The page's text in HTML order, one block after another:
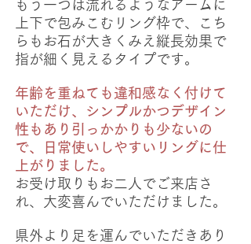
もう一つは流れるようなアームに
上下で包みこむリング枠で、こち
らもお石が大きくみえ縦長効果で
指が細く見えるタイプです。
年齢を重ねても違和感なく付けて
いただけ、シンプルかつデザイン
性もあり引っかかりも少ないの
で、日常使いしやすいリングに仕
上がりました。
お受け取りもお二人でご来店さ
れ、大変喜んでいただけました。
県外より足を運んでいただきあり